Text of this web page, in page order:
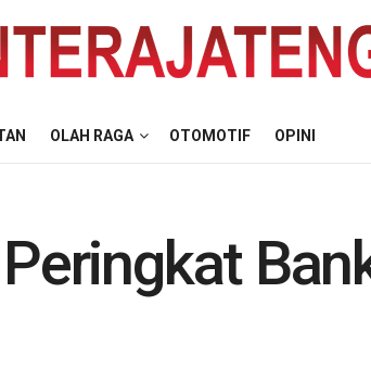
OLAH RAGA OTOMOTIF OPINI